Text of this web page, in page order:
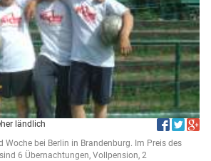
ländlich
Woche bei Berlin in Brandenburg. Im Preis des
6 Übernachtungen, Vollpension, 2